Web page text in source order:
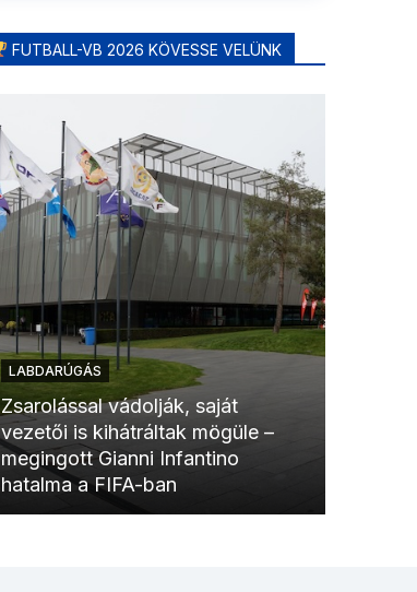
FUTBALL-VB 2026 KÖVESSE VELÜNK
LABDARÚGÁS
Zsarolással vádolják, saját
vezetői is kihátráltak mögüle –
megingott Gianni Infantino
hatalma a FIFA-ban